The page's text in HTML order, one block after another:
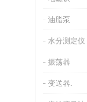
油脂泵
水分测定仪
振荡器
变送器.